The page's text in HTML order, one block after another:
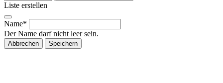
Liste erstellen
Name*
Der Name darf nicht leer sein.
Abbrechen Speichern